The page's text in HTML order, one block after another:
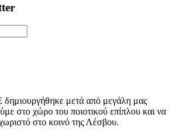
μετά από μεγάλη μας
στο χώρο του ποιοτικού επίπλου και να
στο κοινό της Λέσβου.